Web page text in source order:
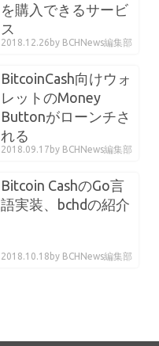
を購入できるサービ
ス
2018.12.26 by BCHNews編集部
BitcoinCash向けウォ
レットのMoney
Buttonがローンチさ
れる
2018.09.17 by BCHNews編集部
Bitcoin CashのGo言
語実装、bchdの紹介
2018.10.18 by BCHNews編集部